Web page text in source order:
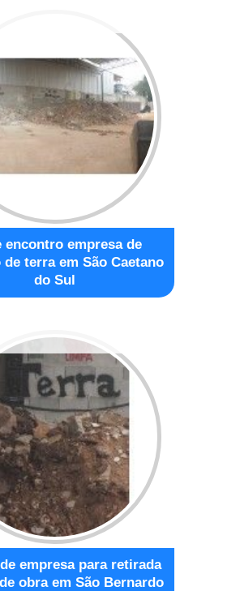
encontro empresa de
de terra em São Caetano
do Sul
empresa para retirada
obra em São Bernardo